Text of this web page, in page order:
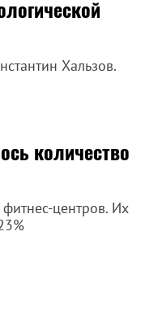
Хальзов.
количество
центров. Их